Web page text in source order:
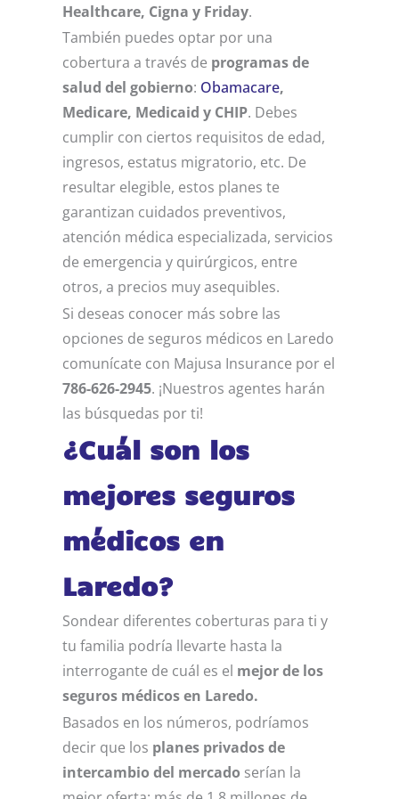
Healthcare, Cigna y Friday.
También puedes optar por una
cobertura a través de programas de
salud del gobierno: Obamacare,
Medicare, Medicaid y CHIP. Debes
cumplir con ciertos requisitos de edad,
ingresos, estatus migratorio, etc. De
resultar elegible, estos planes te
garantizan cuidados preventivos,
atención médica especializada, servicios
de emergencia y quirúrgicos, entre
otros, a precios muy asequibles.
Si deseas conocer más sobre las
opciones de seguros médicos en Laredo
comunícate con Majusa Insurance por el
786-626-2945. ¡Nuestros agentes harán
las búsquedas por ti!
¿Cuál son los
mejores seguros
médicos en
Laredo?
Sondear diferentes coberturas para ti y
tu familia podría llevarte hasta la
interrogante de cuál es el mejor de los
seguros médicos en Laredo.
Basados en los números, podríamos
decir que los planes privados de
intercambio del mercado serían la